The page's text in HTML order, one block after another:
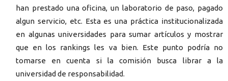
han prestado una oficina, un laboratorio de paso, pagado
algun servicio, etc. Esta es una práctica institucionalizada
en algunas universidades para sumar artículos y mostrar
que en los rankings les va bien. Este punto podría no
tomarse en cuenta si la comisión busca librar a la
universidad de responsabilidad.